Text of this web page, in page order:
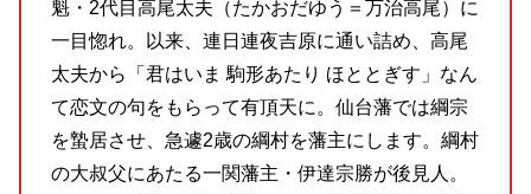
魁・2代目高尾太夫（たかおだゆう＝万治高尾）に
一目惚れ。以来、連日連夜吉原に通い詰め、高尾
太夫から「君はいま 駒形あたり ほととぎす」なん
て恋文の句をもらって有頂天に。仙台藩では綱宗
を蟄居させ、急遽2歳の綱村を藩主にします。綱村
の大叔父にあたる一関藩主・伊達宗勝が後見人。